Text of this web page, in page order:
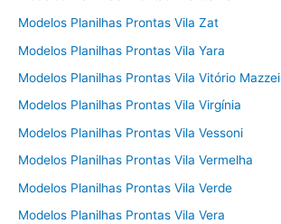
Modelos Planilhas Prontas Vila Zat
Modelos Planilhas Prontas Vila Yara
Modelos Planilhas Prontas Vila Vitório Mazzei
Modelos Planilhas Prontas Vila Virgínia
Modelos Planilhas Prontas Vila Vessoni
Modelos Planilhas Prontas Vila Vermelha
Modelos Planilhas Prontas Vila Verde
Modelos Planilhas Prontas Vila Vera